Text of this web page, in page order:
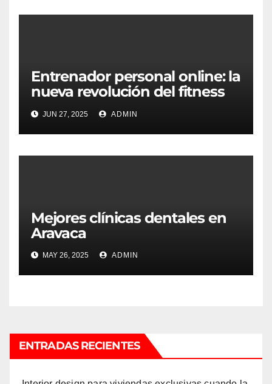
Entrenador personal online: la
nueva revolución del fitness
desde casa
JUN 27, 2025 ADMIN
Mejores clínicas dentales en
Aravaca
MAY 26, 2025 ADMIN
ENTRADAS RECIENTES